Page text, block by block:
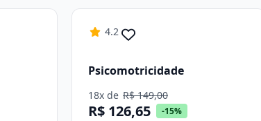
4.2
Psicomotricidade
18x de R$ 149,00
R$ 126,65 -15%